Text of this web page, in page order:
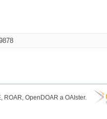
OpenDOAR a OAIster.